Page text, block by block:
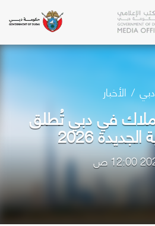
الأخبار
في دبي تُطلق
2026